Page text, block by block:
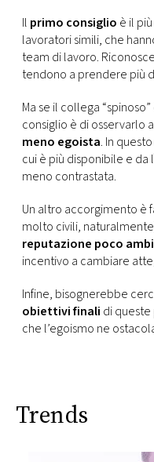
Il primo consiglio è il
lavoratori simili, che
team di lavoro.
tendono a prendere più
Ma se il collega
consiglio è di osservarlo
meno egoista. In
cui è più disponibile e
meno contrastata.
Un altro accorgimento è
molto civili,
reputazione poco
incentivo a cambiare
Infine, bisognerebbe
obiettivi finali di queste
che l’egoismo ne
Trends